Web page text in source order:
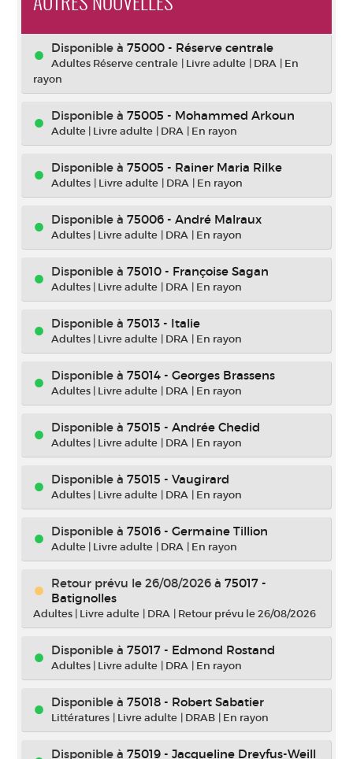
AUTRES NOUVELLES
Disponible à 75000 - Réserve centrale
Adultes Réserve centrale | Livre adulte | DRA | En
rayon
Disponible à 75005 - Mohammed Arkoun
Adulte | Livre adulte | DRA | En rayon
Disponible à 75005 - Rainer Maria Rilke
Adultes | Livre adulte | DRA | En rayon
Disponible à 75006 - André Malraux
Adultes | Livre adulte | DRA | En rayon
Disponible à 75010 - Françoise Sagan
Adultes | Livre adulte | DRA | En rayon
Disponible à 75013 - Italie
Adultes | Livre adulte | DRA | En rayon
Disponible à 75014 - Georges Brassens
Adultes | Livre adulte | DRA | En rayon
Disponible à 75015 - Andrée Chedid
Adultes | Livre adulte | DRA | En rayon
Disponible à 75015 - Vaugirard
Adultes | Livre adulte | DRA | En rayon
Disponible à 75016 - Germaine Tillion
Adulte | Livre adulte | DRA | En rayon
Retour prévu le 26/08/2026 à 75017 -
Batignolles
Adultes | Livre adulte | DRA | Retour prévu le 26/08/2026
Disponible à 75017 - Edmond Rostand
Adultes | Livre adulte | DRA | En rayon
Disponible à 75018 - Robert Sabatier
Littératures | Livre adulte | DRAB | En rayon
Disponible à 75019 - Jacqueline Dreyfus-Weill